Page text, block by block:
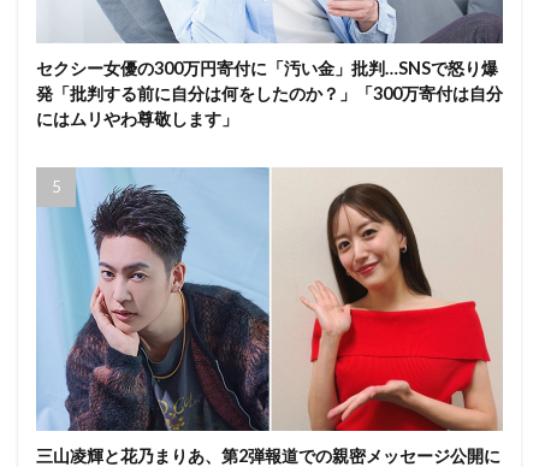
セクシー女優の300万円寄付に「汚い金」批判…SNSで怒り爆
発「批判する前に自分は何をしたのか？」「300万寄付は自分
にはムリやわ尊敬します」
三山凌輝と花乃まりあ、第2弾報道での親密メッセージ公開に